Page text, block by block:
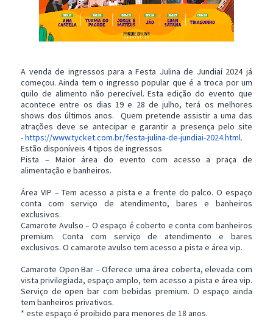
A venda de ingressos para a Festa Julina de Jundiaí 2024 já
começou. Ainda tem o ingresso popular que é a troca por um
quilo de alimento não perecível. Esta edição do evento que
acontece entre os dias 19 e 28 de julho, terá os melhores
shows dos últimos anos. Quem pretende assistir a uma das
atrações deve se antecipar e garantir a presença pelo site
-https://www.tycket.com.br/festa-julina-de-jundiai-2024.html.
Estão disponíveis 4 tipos de ingressos
Pista – Maior área do evento com acesso a praça de
alimentação e banheiros.
Área VIP – Tem acesso a pista e a frente do palco. O espaço
conta com serviço de atendimento, bares e banheiros
exclusivos.
Camarote Avulso – O espaço é coberto e conta com banheiros
premium. Conta com serviço de atendimento e bares
exclusivos. O camarote avulso tem acesso a pista e área vip.
Camarote Open Bar – Oferece uma área coberta, elevada com
vista privilegiada, espaço amplo, tem acesso a pista e área vip.
Serviço de open bar com bebidas premium. O espaço ainda
tem banheiros privativos.
* este espaço é proibido para menores de 18 anos.